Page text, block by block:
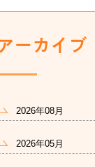
2026年08月
2026年05月